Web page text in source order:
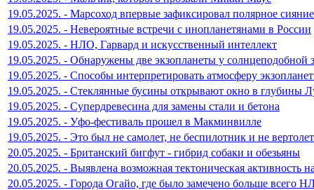
19.05.2025. - Марсоход впервые зафиксировал полярное сияние
19.05.2025. - Невероятные встречи с инопланетянами в России
19.05.2025. - НЛО, Гарвард и искусственный интеллект
19.05.2025. - Обнаружены две экзопланеты у солнцеподобной
19.05.2025. - Способы интерпретировать атмосферу
19.05.2025. - Стеклянные бусины открывают окно в глубины
19.05.2025. - Супердревесина для замены стали и бетона
19.05.2025. - Уфо-фестиваль прошел в Макминвилле
19.05.2025. - Это был не самолет, не беспилотник и не вертолет
20.05.2025. - Британский бигфут - гибрид собаки и обезьяны
20.05.2025. - Выявлена возможная тектоническая активность
20.05.2025. - Города Огайо, где было замечено больше всего